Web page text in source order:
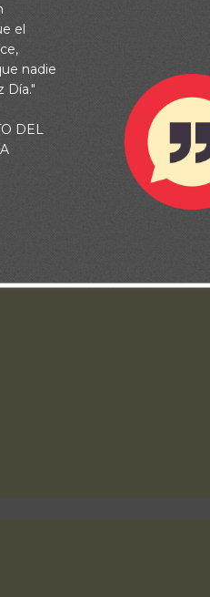
cumpla todo tu consejo.
en tus manos. Sé que jamás
Permite que este día
hoy caminar con
grandes y fieles y en ti jamás
esta verdad yo descansaré.
el
nadie
Día."
DEL